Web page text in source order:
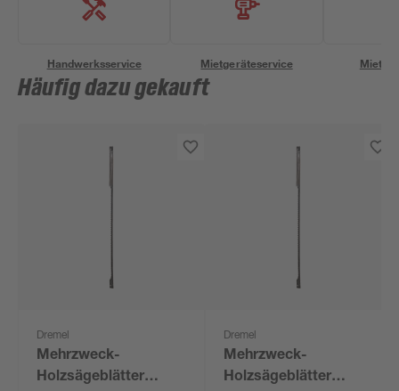
Handwerksservice Mietgeräteservice
Häufig dazu gekauft
Dremel
Mehrzweck-
Holzsägeblätter
Dremel
Mehrzweck-
Holzsägeblätter